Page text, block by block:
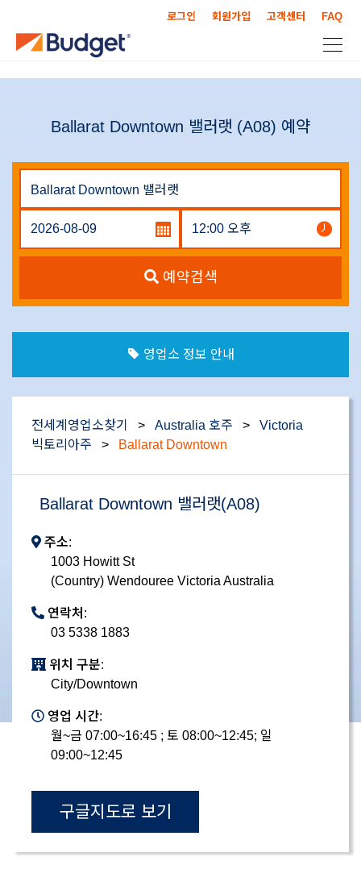
로그인 회원가입 고객센터 FAQ
Ballarat Downtown 밸러랫 (A08) 예약
예약검색
영업소 정보 안내
전세계영업소찾기 > Australia 호주 >
Victoria
빅토리아주
> Ballarat Downtown
Ballarat Downtown 밸러랫(A08)
주소:
1003 Howitt St
(Country) Wendouree Victoria Australia
연락처:
03 5338 1883
위치 구분:
City/Downtown
영업 시간:
월~금 07:00~16:45 ; 토 08:00~12:45; 일
09:00~12:45
구글지도로 보기